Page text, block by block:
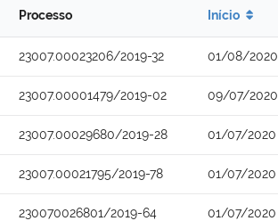
Processo Início
23007.00023206/2019-32 01/08/2020
23007.00001479/2019-02 09/07/2020
23007.00029680/2019-28 01/07/2020
23007.00021795/2019-78 01/07/2020
230070026801/2019-64 01/07/2020